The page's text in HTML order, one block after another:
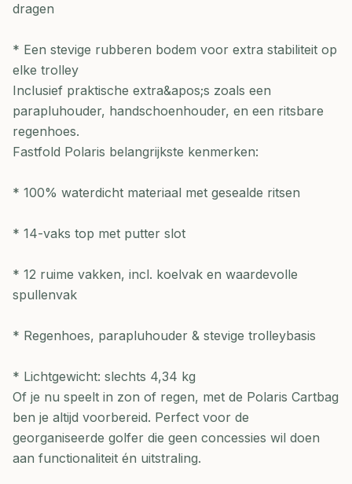
dragen
* Een stevige rubberen bodem voor extra stabiliteit op
elke trolley
Inclusief praktische extra&apos;s zoals een
parapluhouder, handschoenhouder, en een ritsbare
regenhoes.
Fastfold Polaris belangrijkste kenmerken:
* 100% waterdicht materiaal met gesealde ritsen
* 14-vaks top met putter slot
* 12 ruime vakken, incl. koelvak en waardevolle
spullenvak
* Regenhoes, parapluhouder & stevige trolleybasis
* Lichtgewicht: slechts 4,34 kg
Of je nu speelt in zon of regen, met de Polaris Cartbag
ben je altijd voorbereid. Perfect voor de
georganiseerde golfer die geen concessies wil doen
aan functionaliteit én uitstraling.